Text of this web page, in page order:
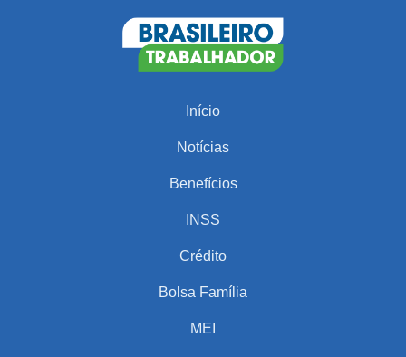
Início
Notícias
Benefícios
INSS
Crédito
Bolsa Família
MEI